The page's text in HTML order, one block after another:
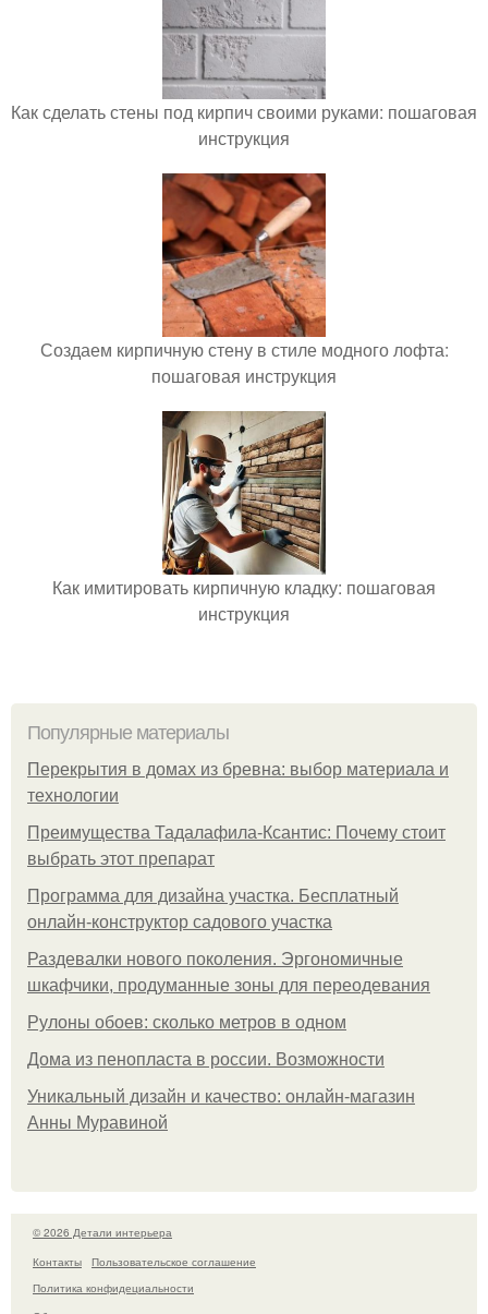
Как сделать стены под кирпич своими руками: пошаговая
инструкция
Создаем кирпичную стену в стиле модного лофта:
пошаговая инструкция
Как имитировать кирпичную кладку: пошаговая
инструкция
Популярные материалы
Перекрытия в домах из бревна: выбор материала и
технологии
Преимущества Тадалафила-Ксантис: Почему стоит
выбрать этот препарат
Программа для дизайна участка. Бесплатный
онлайн-конструктор садового участка
Раздевалки нового поколения. Эргономичные
шкафчики, продуманные зоны для переодевания
Рулоны обоев: сколько метров в одном
Дома из пенопласта в россии. Возможности
Уникальный дизайн и качество: онлайн-магазин
Анны Муравиной
© 2026 Детали интерьера
Контакты
Пользовательское соглашение
Политика конфидециальности